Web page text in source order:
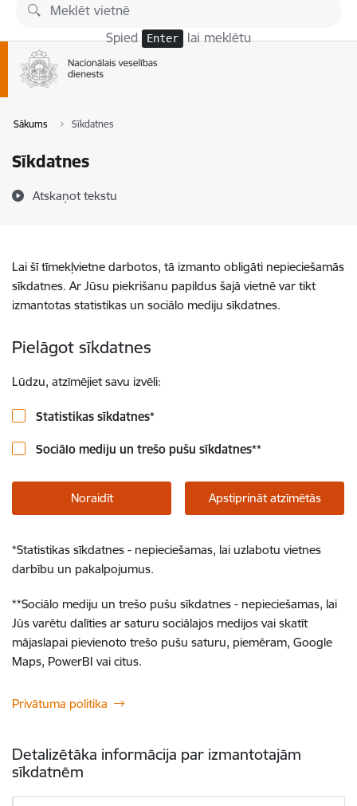
Pāriet uz lapas saturu
Spied Enter lai meklētu
Sākums Sīkdatnes
Sīkdatnes
Atskaņot tekstu
Lai šī tīmekļvietne darbotos, tā izmanto obligāti nepieciešamās
sīkdatnes. Ar Jūsu piekrišanu papildus šajā vietnē var tikt
izmantotas statistikas un sociālo mediju sīkdatnes.
Pielāgot sīkdatnes
Lūdzu, atzīmējiet savu izvēli:
Statistikas sīkdatnes*
Sociālo mediju un trešo pušu sīkdatnes**
Noraidīt Apstiprināt atzīmētās
*Statistikas sīkdatnes - nepieciešamas, lai uzlabotu vietnes
darbību un pakalpojumus.
**Sociālo mediju un trešo pušu sīkdatnes - nepieciešamas, lai
Jūs varētu dalīties ar saturu sociālajos medijos vai skatīt
mājaslapai pievienoto trešo pušu saturu, piemēram, Google
Maps, PowerBI vai citus.
Privātuma politika
Detalizētāka informācija par izmantotajām
sīkdatnēm